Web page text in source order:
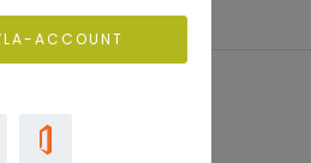
ACCOUNT